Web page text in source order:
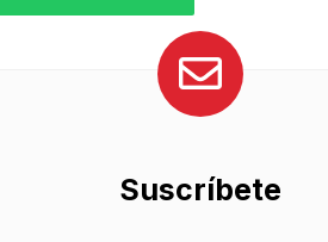
Suscríbete